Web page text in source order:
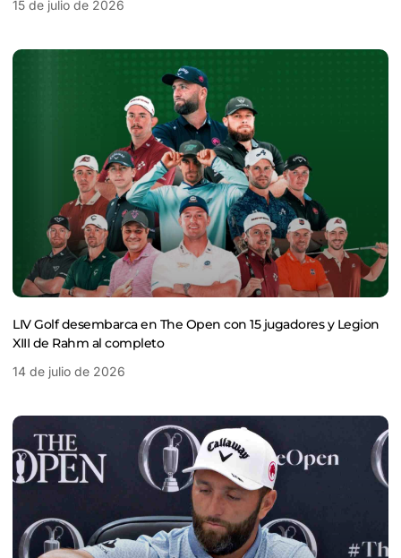
15 de julio de 2026
LIV Golf desembarca en The Open con 15 jugadores y Legion
XIII de Rahm al completo
14 de julio de 2026